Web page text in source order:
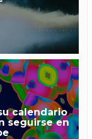
calendario
seguirse en